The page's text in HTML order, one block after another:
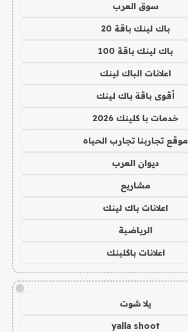
سوق العرب
باك لينك باقة 20
باك لينك باقة 100
اعلانات الباك لينك
أقوى باقة باك لينك
خدمات با كلينك 2026
موقع تجاربنا تجارب الحياه
ديوان العرب
مشاريع
اعلانات باك لينك
الرياضية
اعلانات باكلينك
!
يلا شوت
yalla shoot